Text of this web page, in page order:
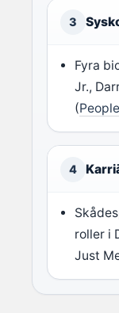
3
Fyra
Jr.,
(
4
roller i
Just